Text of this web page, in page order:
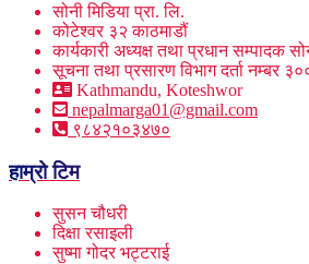
सोनी मिडिया प्रा. लि.
कोटेश्वर ३२ काठमाडौं
कार्यकारी अध्यक्ष तथा प्रधान सम्पादक
सूचना तथा प्रसारण विभाग दर्ता नम्बर
Kathmandu, Koteshwor
nepalmarga01@gmail.com
९८४२१०३४७०
हाम्रो टिम
सुसन चौधरी
दिक्षा रसाइली
सुष्मा गोदर भट्टराई